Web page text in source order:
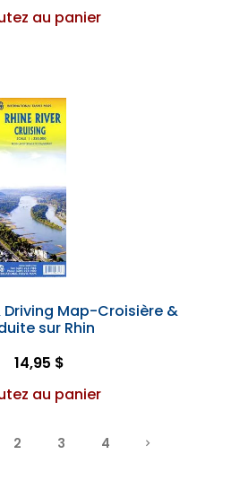
au panier
Driving Map-Croisière &
sur Rhin
14,95 $
au panier
2 3 4